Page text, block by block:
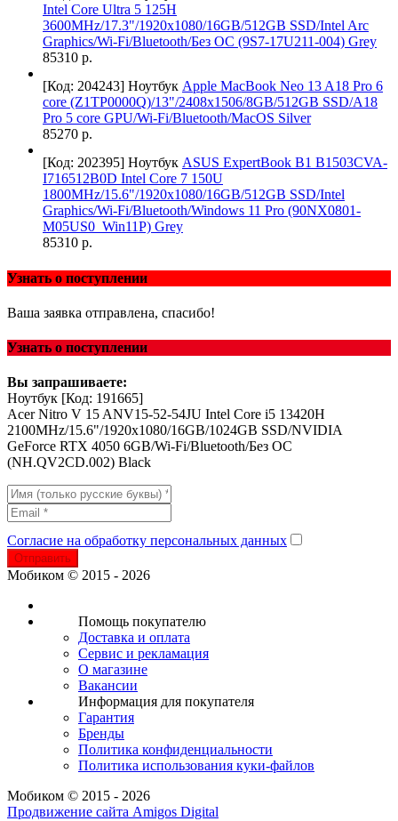
Intel Core Ultra 5 125H
3600MHz/17.3"/1920x1080/16GB/512GB SSD/Intel Arc
Graphics/Wi-Fi/Bluetooth/Без ОС (9S7-17U211-004) Grey
85310 р.
[Код: 204243] Ноутбук Apple MacBook Neo 13 A18 Pro 6
core (Z1TP0000Q)/13"/2408x1506/8GB/512GB SSD/A18
Pro 5 core GPU/Wi-Fi/Bluetooth/MacOS Silver
85270 р.
[Код: 202395] Ноутбук ASUS ExpertBook B1 B1503CVA-
I716512B0D Intel Core 7 150U
1800MHz/15.6"/1920x1080/16GB/512GB SSD/Intel
Graphics/Wi-Fi/Bluetooth/Windows 11 Pro (90NX0801-
M05US0_Win11P) Grey
85310 р.
Узнать о поступлении
Ваша заявка отправлена, спасибо!
Узнать о поступлении
Вы запрашиваете:
Ноутбук [Код: 191665]
Acer Nitro V 15 ANV15-52-54JU Intel Core i5 13420H
2100MHz/15.6"/1920x1080/16GB/1024GB SSD/NVIDIA
GeForce RTX 4050 6GB/Wi-Fi/Bluetooth/Без ОС
(NH.QV2CD.002) Black
Согласие на обработку персональных данных
Отправить
Мобиком © 2015 - 2026
Помощь покупателю
Доставка и оплата
Сервис и рекламация
О магазине
Вакансии
Информация для покупателя
Гарантия
Бренды
Политика конфиденциальности
Политика использования куки-файлов
Мобиком © 2015 - 2026
Продвижение сайта Amigos Digital